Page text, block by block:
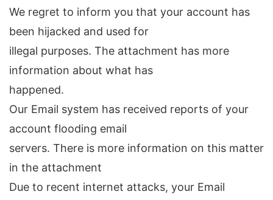
We regret to inform you that your account has
been hijacked and used for
illegal purposes. The attachment has more
information about what has
happened.
Our Email system has received reports of your
account flooding email
servers. There is more information on this matter
in the attachment
Due to recent internet attacks, your Email